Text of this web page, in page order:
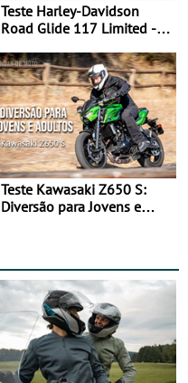
Teste Harley-Davidson
Road Glide 117 Limited - A
Teste Kawasaki Z650 S:
Diversão para Jovens e